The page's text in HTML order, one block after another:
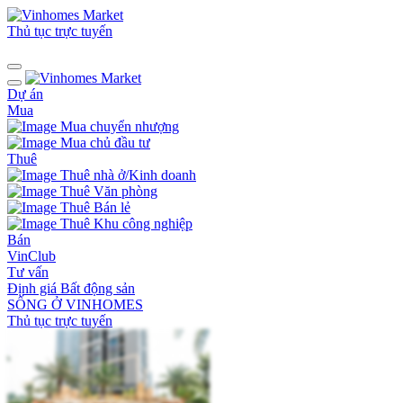
Thủ tục trực tuyến
Dự án
Mua
Mua chuyển nhượng
Mua chủ đầu tư
Thuê
Thuê nhà ở/Kinh doanh
Thuê Văn phòng
Thuê Bán lẻ
Thuê Khu công nghiệp
Bán
VinClub
Tư vấn
Định giá Bất động sản
SỐNG Ở VINHOMES
Thủ tục trực tuyến